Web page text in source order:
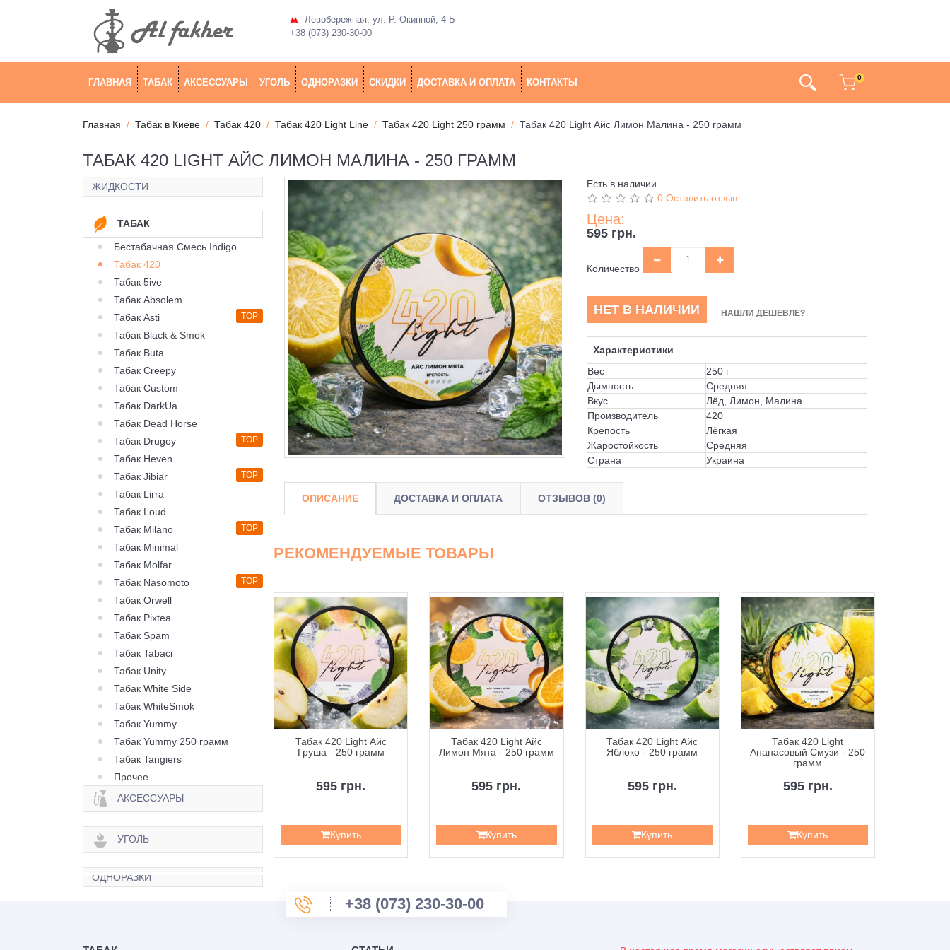
Левобережная, ул. Р. Окипной, 4-Б
+38 (073) 230-30-00
ГЛАВНАЯ ТАБАК АКСЕССУАРЫ УГОЛЬ ОДНОРАЗКИ СКИДКИ ДОСТАВКА И ОПЛАТА КОНТАКТЫ 0
Главная Табак в Киеве Табак 420 Табак 420 Light Line Табак 420 Light 250 грамм Табак 420 Light Айс Лимон Малина - 250 грамм
ТАБАК 420 LIGHT АЙС ЛИМОН МАЛИНА - 250 ГРАММ
ЖИДКОСТИ
ТАБАК
Бестабачная Смесь Indigo
Табак 420
Табак 5ive
Табак Absolem
Табак Asti
TOP
Табак Black & Smok
Табак Buta
Табак Creepy
Табак Custom
Табак DarkUa
Табак Dead Horse
Табак Drugoy
TOP
Табак Heven
Табак Jibiar
TOP
Табак Lirra
Табак Loud
Табак Milano
TOP
Табак Minimal
Табак Molfar
Табак Nasomoto
TOP
Табак Orwell
Табак Pixtea
Табак Spam
Табак Tabaci
Табак Unity
Табак White Side
Табак WhiteSmok
Табак Yummy
Табак Yummy 250 грамм
Табак Tangiers
Прочее
АКСЕССУАРЫ
УГОЛЬ
ОДНОРАЗКИ
Есть в наличии
0 Оставить отзыв
Цена:
595 грн.
Количество
НЕТ В НАЛИЧИИ НАШЛИ ДЕШЕВЛЕ?
Характеристики
Вес
250 г
Дымность
Средняя
Вкус
Лёд, Лимон, Малина
Производитель
420
Крепость
Лёгкая
Жаростойкость
Средняя
Страна
Украина
ОПИСАНИЕ ДОСТАВКА И ОПЛАТА ОТЗЫВОВ (0)
РЕКОМЕНДУЕМЫЕ ТОВАРЫ
Табак 420 Light Лав 66 -
595 грн.
Табак 420 Light Айс
Груша - 250 грамм
595 грн.
Купить
Табак 420 Light Айс
Лимон Мята - 250 грамм
595 грн.
Купить
Табак 420 Light Айс
Яблоко - 250 грамм
595 грн.
Купить
Табак 420 Light
Ананасовый Смузи - 250
грамм
595 грн.
Купить
+38 (073) 230-30-00